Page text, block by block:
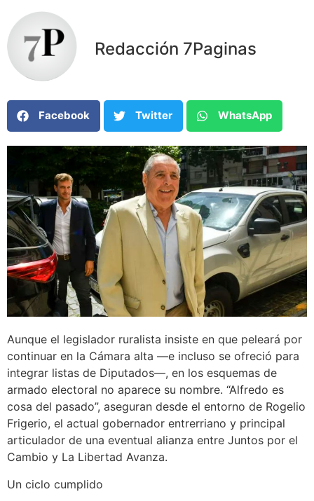
Redacción 7Paginas
Facebook Twitter WhatsApp
Aunque el legislador ruralista insiste en que peleará por
continuar en la Cámara alta —e incluso se ofreció para
integrar listas de Diputados—, en los esquemas de
armado electoral no aparece su nombre. “Alfredo es
cosa del pasado”, aseguran desde el entorno de Rogelio
Frigerio, el actual gobernador entrerriano y principal
articulador de una eventual alianza entre Juntos por el
Cambio y La Libertad Avanza.
Un ciclo cumplido